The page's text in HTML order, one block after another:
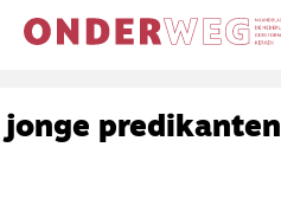
jonge predikanten